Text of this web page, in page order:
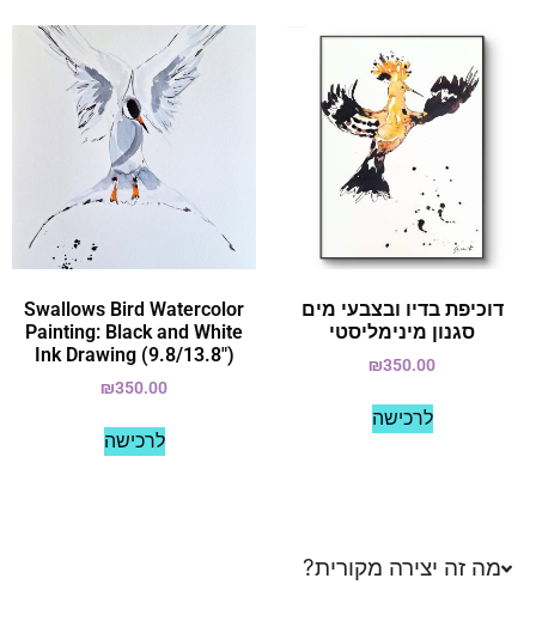
דוכיפת בדיו ובצבעי מים
סגנון מינימליסטי
₪350.00
לרכישה
Swallows Bird Watercolor
Painting: Black and White
Ink Drawing (9.8/13.8")
₪350.00
לרכישה
מה זה יצירה מקורית?